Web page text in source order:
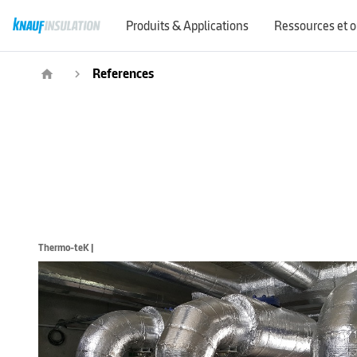
Produits & Applications Ressources et
home navigate_next References
Thermo-teK |